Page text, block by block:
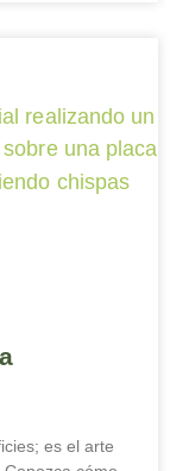
es el arte